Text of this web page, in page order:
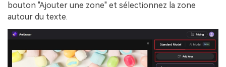
bouton "Ajouter une zone" et sélectionnez la zone
autour du texte.